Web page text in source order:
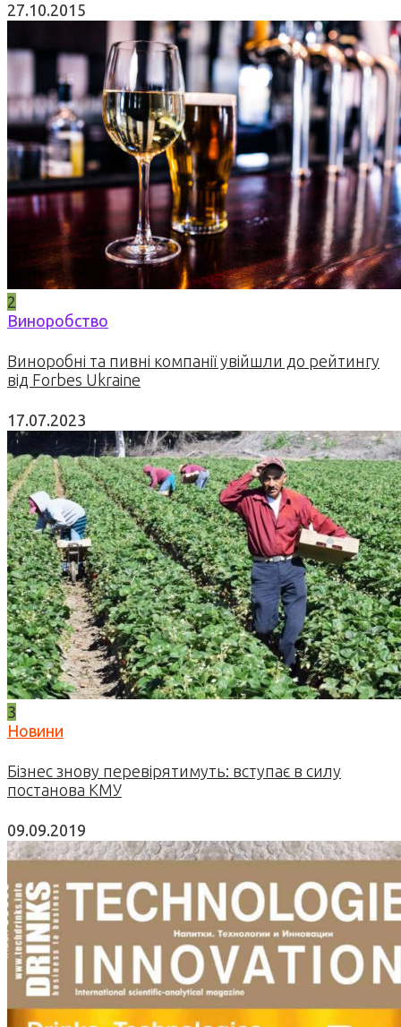
27.10.2015
2
Виноробство
Виноробні та пивні компанії увійшли до рейтингу
від Forbes Ukraine
17.07.2023
3
Новини
Бізнес знову перевірятимуть: вступає в силу
постанова КМУ
09.09.2019